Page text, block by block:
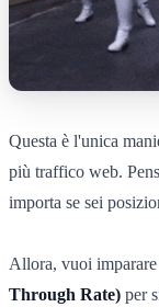
Questa è l'unica
più traffico web.
importa se sei
Allora, vuoi
Through Rate) per